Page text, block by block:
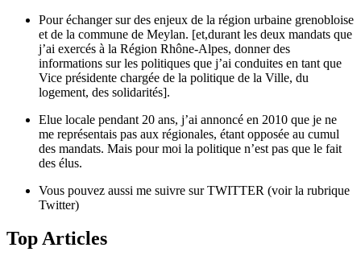
Pour échanger sur des enjeux de la région urbaine grenobloise
et de la commune de Meylan. [et,durant les deux mandats que
j’ai exercés à la Région Rhône-Alpes, donner des
informations sur les politiques que j’ai conduites en tant que
Vice présidente chargée de la politique de la Ville, du
logement, des solidarités].
Elue locale pendant 20 ans, j’ai annoncé en 2010 que je ne
me représentais pas aux régionales, étant opposée au cumul
des mandats. Mais pour moi la politique n’est pas que le fait
des élus.
Vous pouvez aussi me suivre sur TWITTER (voir la rubrique
Twitter)
Top Articles